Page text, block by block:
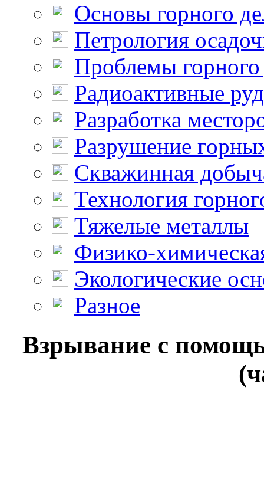
Основы горного
Петрология
Проблемы горного
Радиоактивные
Разработка
Разрушение
Скважинная
Технология
Тяжелые металлы
Физико-
Экологические
Разное
Взрывание с